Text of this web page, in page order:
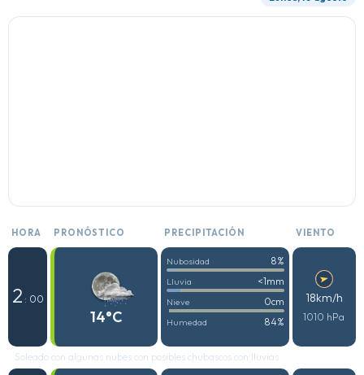
HORA PRONÓSTICO PRECIPITACIÓN VIENTO
2 : 00
14°C
Nubosidad 8%
Lluvia <1mm
Nieve 0cm
Humedad 84%
18km/h
1010 hPa
Soleado con algunas nubes con posibles chubascos con lluvias